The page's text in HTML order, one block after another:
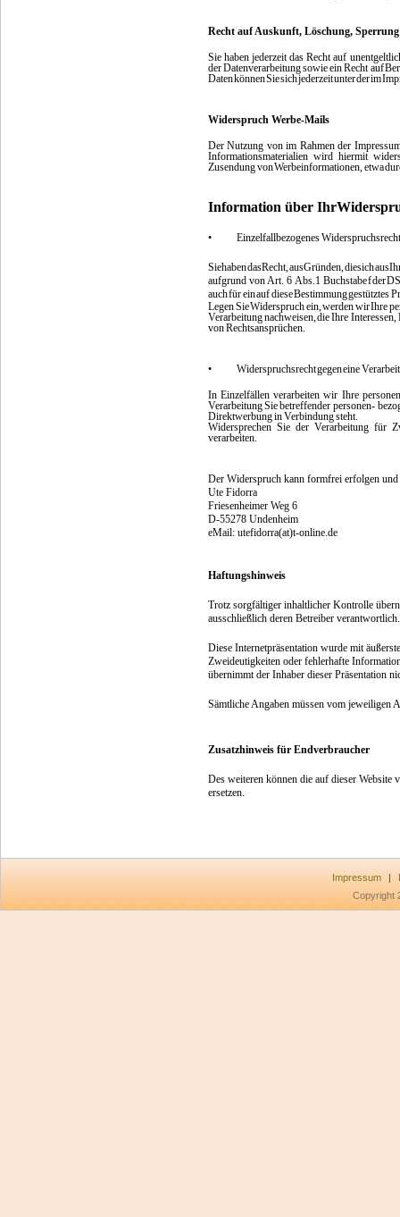
Recht auf Auskunft, Löschung, Sperrung
Sie haben jederzeit das Recht auf
derDatenverarbeitungsowieeinRecht auf
DatenkönnenSiesichjederzeitunterderim
Widerspruch Werbe-Mails
Der Nutzung von im Rahmen der
Informationsmaterialien wird hiermit
ZusendungvonWerbeinformationen,etwa
Information über Ihr
• Einzelfallbezogenes
SiehabendasRecht,ausGründen,diesichaus
aufgrund vonArt. 6 Abs.1 Buchstabefder
auchfüreinaufdieseBestimmunggestütztes
LegenSieWiderspruchein,werdenwirIhre
Verarbeitungnachweisen,dieIhre Interessen,
vonRechtsansprüchen.
• Widerspruchsrechtgegeneine
In Einzelfällen verarbeiten wir Ihre
VerarbeitungSiebetreffender personen-
DirektwerbunginVerbindungsteht.
Widersprechen Sie der Verarbeitung für
verarbeiten.
Der Widerspruch kann formfrei erfolgen
Ute Fidorra
Friesenheimer Weg 6
D-55278 Undenheim
eMail: utefidorra(at)t-online.de
Haftungshinweis
Trotz sorgfältiger inhaltlicher Kontrolle
ausschließlich deren Betreiber verantwortlich.
Diese Internetpräsentation wurde mit
Zweideutigkeiten oder fehlerhafte
übernimmt der Inhaber dieser Präsentation
Sämtliche Angaben müssen vom
Zusatzhinweis für Endverbraucher
Des weiteren können die auf dieser Website
ersetzen.
Impressum |
Copyright